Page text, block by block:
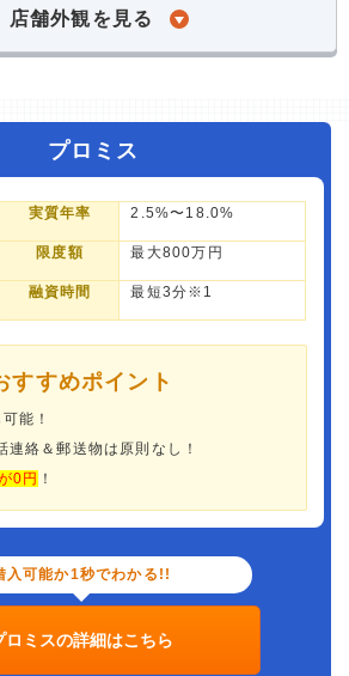
店舗外観を見る
プロミス
実質年率 2.5%〜18.0%
限度額 最大800万円
融資時間 最短3分※1
すすめポイント
可能！
連絡＆郵送物は原則なし！
0円 ！
入可能か1秒でわかる!!
ロミスの詳細はこちら